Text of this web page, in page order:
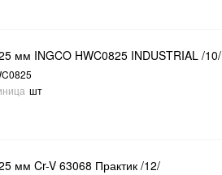
мм INGCO HWC0825 INDUSTRIAL /10/
шт
мм Cr-V 63068 Практик /12/